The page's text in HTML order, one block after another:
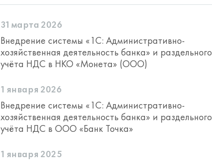
31 марта 2026
Внедрение системы «1С: Административно-
хозяйственная деятельность банка» и раздельного
учёта НДС в НКО «Монета» (ООО)
1 января 2026
Внедрение системы «1С: Административно-
хозяйственная деятельность банка» и раздельного
учёта НДС в ООО «Банк Точка»
1 января 2025